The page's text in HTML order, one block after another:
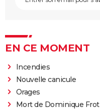
EN CE MOMENT
Incendies
Nouvelle canicule
Orages
Mort de Dominique Frot